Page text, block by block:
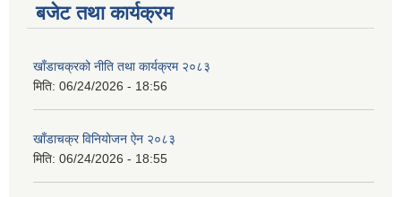
बजेट तथा कार्यक्रम
खाँडाचक्रको नीति तथा कार्यक्रम २०८३
मिति: 06/24/2026 - 18:56
खाँडाचक्र विनियोजन ऐन २०८३
मिति: 06/24/2026 - 18:55